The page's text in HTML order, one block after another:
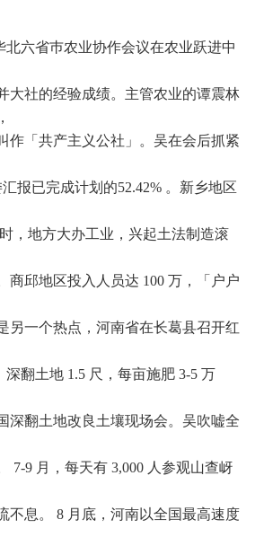
六省巿农业协作会议在农业跃进中
大社的经验成绩。主管农业的谭震林
作「共产主义公社」。吴在会后抓紧
报已完成计划的52.42% 。新乡地区
，地方大办工业，兴起土法制造滚
商邱地区投入人员达 100 万，「户户
另一个热点，河南省在长葛县召开红
深翻土地 1.5 尺，每亩施肥 3-5 万
深翻土地改良土壤现场会。吴吹嘘全
7-9 月，每天有 3,000 人参观山查岈
不息。 8 月底，河南以全国最高速度